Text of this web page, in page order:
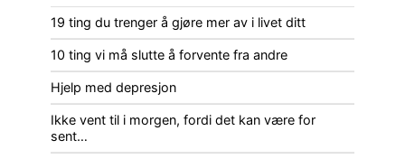
19 ting du trenger å gjøre mer av i livet ditt
10 ting vi må slutte å forvente fra andre
Hjelp med depresjon
Ikke vent til i morgen, fordi det kan være for
sent…